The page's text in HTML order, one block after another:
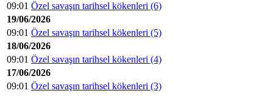
09:01 Özel savaşın tarihsel kökenleri (6)
19/06/2026
09:01 Özel savaşın tarihsel kökenleri (5)
18/06/2026
09:01 Özel savaşın tarihsel kökenleri (4)
17/06/2026
09:01 Özel savaşın tarihsel kökenleri (3)